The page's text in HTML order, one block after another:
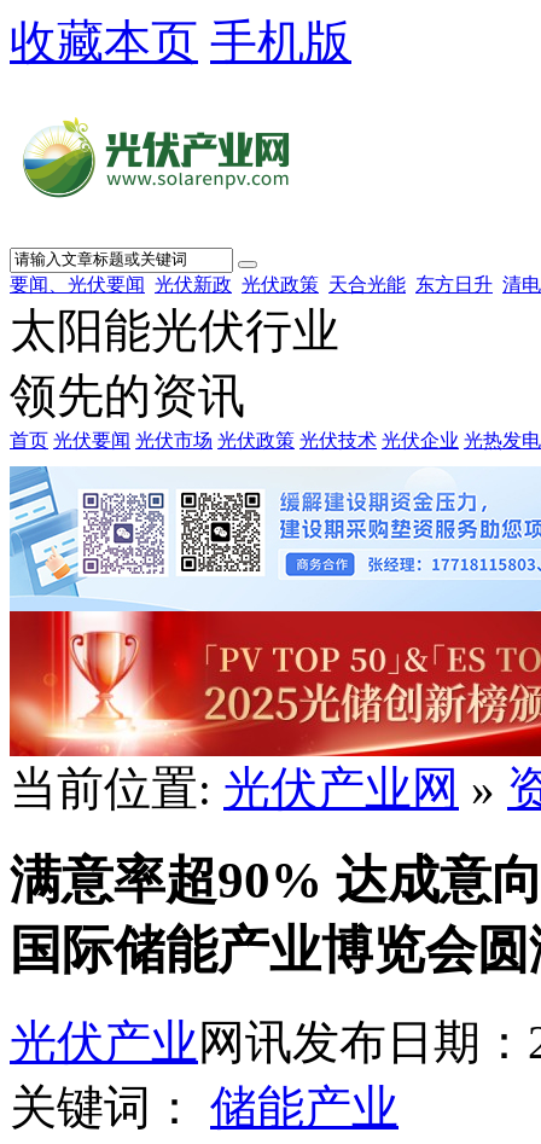
收藏本页 手机版
要闻、光伏要闻 光伏新政 光伏政策 天合光能 东方日升 清
太阳能光伏行业
领先的资讯
首页 光伏要闻 光伏市场 光伏政策 光伏技术 光伏企业 光热发电
当前位置: 光伏产业网 »
满意率超90% 达成意
国际储能产业博览会
光伏产业网讯发布日期：
关键词： 储能产业